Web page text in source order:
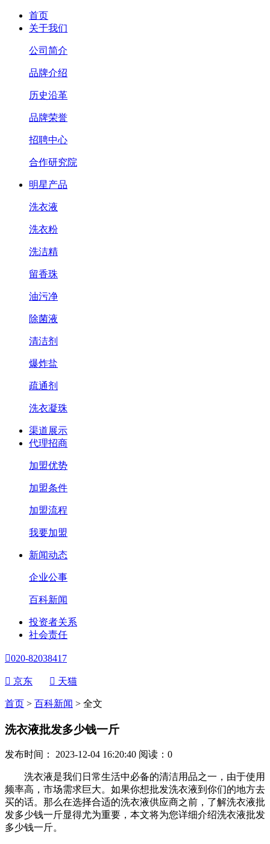
首页
关于我们
公司简介
品牌介绍
历史沿革
品牌荣誉
招聘中心
合作研究院
明星产品
洗衣液
洗衣粉
洗洁精
留香珠
油污净
除菌液
清洁剂
爆炸盐
疏通剂
洗衣凝珠
渠道展示
代理招商
加盟优势
加盟条件
加盟流程
我要加盟
新闻动态
企业公事
百科新闻
投资者关系
社会责任
020-82038417
 京东  天猫
首页 > 百科新闻 > 全文
洗衣液批发多少钱一斤
发布时间： 2023-12-04 16:20:40 阅读： 0
洗衣液是我们日常生活中必备的清洁用品之一，由于使用
频率高，市场需求巨大。如果你想批发洗衣液到你们的地方去
买的话。那么在选择合适的洗衣液供应商之前，了解洗衣液批
发多少钱一斤显得尤为重要，本文将为您详细介绍洗衣液批发
多少钱一斤。